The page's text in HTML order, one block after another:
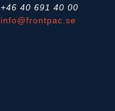
+46 40 691 40 00
info@frontpac.se